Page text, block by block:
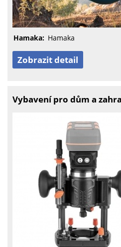
Hamaka: Hamaka
Zobrazit detail
Vybavení pro dům a